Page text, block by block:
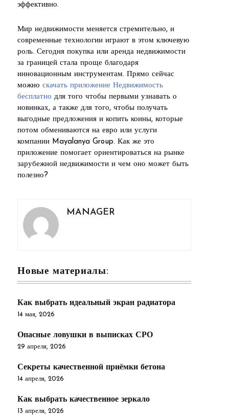
эффективно.
Мир недвижимости меняется стремительно, и
современные технологии играют в этом ключевую
роль. Сегодня покупка или аренда недвижимости
за границей стала проще благодаря
инновационным инструментам. Прямо сейчас
можно скачать приложение Недвижимость
бесплатно для того чтобы первыми узнавать о
новинках, а также для того, чтобы получать
выгодные предложения и копить коины, которые
потом обмениваются на евро или услуги
компании Mayalanya Group. Как же это
приложение помогает ориентироваться на рынке
зарубежной недвижимости и чем оно может быть
полезно?
MANAGER
Новые материалы:
Как выбрать идеальный экран радиатора
14 мая, 2026
Опасные ловушки в выписках СРО
29 апреля, 2026
Секреты качественной приёмки бетона
14 апреля, 2026
Как выбрать качественное зеркало
13 апреля, 2026